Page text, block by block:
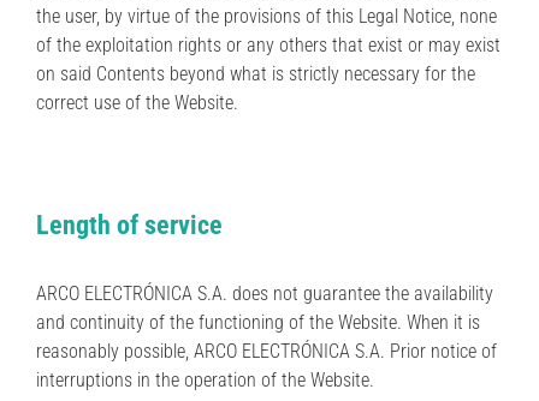
the user, by virtue of the provisions of this Legal Notice, none
of the exploitation rights or any others that exist or may exist
on said Contents beyond what is strictly necessary for the
correct use of the Website.
Length of service
ARCO ELECTRÓNICA S.A. does not guarantee the availability
and continuity of the functioning of the Website. When it is
reasonably possible, ARCO ELECTRÓNICA S.A. Prior notice of
interruptions in the operation of the Website.